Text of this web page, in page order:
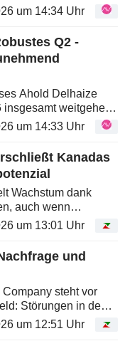
über den
der Umsatz
blieb. Die positive...
um 14:34 Uhr
Q2 -
insgesamt weitgehend
vor: Die
lag komfortabel über
das...
um 14:33 Uhr
Kanadas
Wachstum dank
auch wenn
die
beeinflussen.
um 13:01 Uhr
und
steht vor
Störungen in den
Absatzmengen und
setzen die
um 12:51 Uhr